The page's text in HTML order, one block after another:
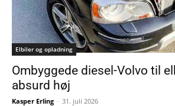
Elbiler og opladning
Ombyggede diesel-Volvo til
absurd høj
Kasper Erling - 31. juli 2026